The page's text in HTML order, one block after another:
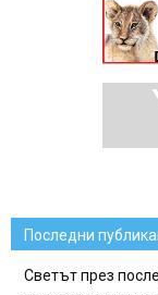
Последни
Светът през